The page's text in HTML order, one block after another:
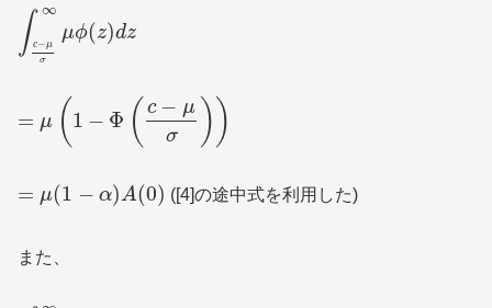
∫ ∞
c−μ
σ
μϕ(z)dz
= μ ( 1 − Φ ( c − μ
σ
))
= μ(1 − α)A(0) ([4]の途中式を利用した)
また、